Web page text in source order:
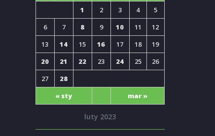
luty 2023
« sty mar »
1 2 3 4
5
6
7 8 9 10 11
12
13
14 15 16 17 18
19
20
21 22 23 24 25
26
27
28